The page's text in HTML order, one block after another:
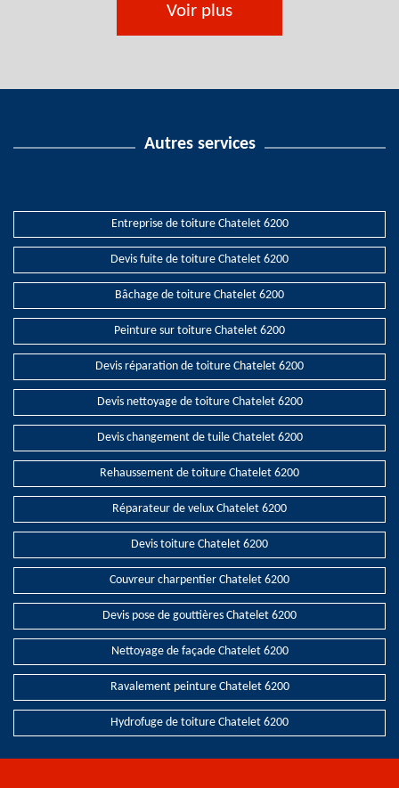
Voir plus
Autres services
Entreprise de toiture Chatelet 6200
Devis fuite de toiture Chatelet 6200
Bâchage de toiture Chatelet 6200
Peinture sur toiture Chatelet 6200
Devis réparation de toiture Chatelet 6200
Devis nettoyage de toiture Chatelet 6200
Devis changement de tuile Chatelet 6200
Rehaussement de toiture Chatelet 6200
Réparateur de velux Chatelet 6200
Devis toiture Chatelet 6200
Couvreur charpentier Chatelet 6200
Devis pose de gouttières Chatelet 6200
Nettoyage de façade Chatelet 6200
Ravalement peinture Chatelet 6200
Hydrofuge de toiture Chatelet 6200